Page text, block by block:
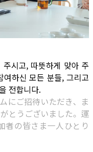
시고, 따뜻하게 맞아 주
여하신 모든 분들, 그리고
전합니다.
にご招待いただき、ま
とうございました。運
者の皆さま一人ひとり